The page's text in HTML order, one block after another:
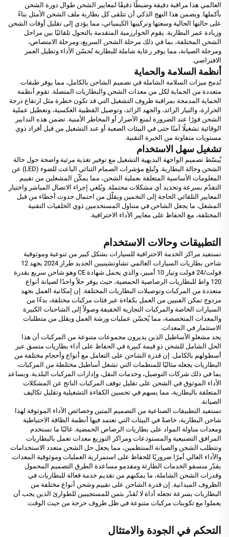
العالمي هذا مراقبة دقيقة وضبطًا دقيقًا لمعايير الشحن طوال دورة الشحن
بأكملها. ويضمن هذا النهج الذكي أن تتلقى كل بطارية ملف الشحن الأمثل بناءً
على حالتها الحالية وسعتها وتركيبها الكيميائي، مما يؤدي إلى تقليل أوقات الشحن
وزيادة عمر البطارية. يقوم الخوارزمية المتقدمة بالتحول تلقائيًا بين مراحل
الشحن المختلفة، بما في ذلك مرحلة الشحن السريع، ومرحلة الامتصاص،
ومرحلة الصيانة، مما يوفر رعاية شاملة للبطارية تُحسّن الأداء وتطيل العمر
الافتراضي.
أنظمة السلامة والحماية
تُدمج ميزات السلامة الشاملة في تصميم الشاحن بالكامل، مما يوفر طبقات
متعددة من الحماية لكل من معدات الشحن والبطاريات المتصلة. تقوم أنظمة
الحماية المدمجة بمراقبة ظروف التشغيل التي قد تكون خطرة مثل ارتفاع درجة
الحرارة، والتيار الزائد، والجهد الزائد، وتوصيل القطبية العكسية، وتعطيل عملية
الشحن فورًا عند الضرورة لمنع الأضرار أو المخاطر الأمنية. تضمن هذه التدابير
الوقائية تشغيلًا آمنًا حتى في البيئات الصعبة أو عند التشغيل من قبل أفراد ذوي
مستويات متفاوتة من الخبرة التقنية.
تشغيل سهل الاستخدام
يُبسّط تصميم الواجهة البديهية التشغيل مع توفير تغذية مرئية واضحة حول حالة
الشحن وحالة البطارية. وتُبلغ مؤشرات الصمام الثنائي الباعث للضوء (LED) عن
المعلومات الأساسية المتعلقة بعملية الشحن، مما يمكّن المشغلين من تقييم
التقدّم بسرعة وتحديد أي مشكلات محتملة. ويُلغي إجراء الاتصال المباشر واختيار
المعايير التلقائي الحاجة إلى التخمين ويقلّل من احتمال حدوث أخطاء من قبل
المشغل، ما يجعل الشاحن في متناول المستخدمين ذوي الخلفيات التقنية
المختلفة، مع الحفاظ على معايير الأداء الاحترافية.
التطبيقات وحالات الاستخدام
تستفيد مراكز الخدمة الاحترافية للسيارات بشكل كبير من تنوعية وموثوقية
شاحن بطاريات السيارات العالمي تشاوتشينبين الجديد طراز 2024 بجهد 12
فولت/24 فولت وتيار 10 أمبير، والذي يحمل شهادة CE وهو شاحن سريع بقدرة
120 واط للبطاريات الرصاصية الحمضية، حيث يوفر حلاً واحدًا لصيانة أنواع
متعددة من المركبات وتوصيلات البطاريات المختلفة. إن إمكانية العمل بجهد
مزدوج تمكن الفنيين من العمل بكفاءة عبر فئات مركبات مختلفة، بدءًا من
السيارات الخاصة والمركبات التجارية الخفيفة وصولاً إلى الشاحنات الكبيرة
والمعدات المتخصصة، مما يُحسّن عمليات ورشة العمل ويقلل من متطلبات
الاستثمار في المعدات.
يجد مشغلو الأساطيل الذين يديرون مجموعات متنوعة من المركبات أن هذا
الحل الشامل للشحن ذو قيمة كبيرة في الحفاظ على أداء بطاريات متسق عبر
أسطولهم بالكامل. إن قدرة الشاحن على التعامل مع أنواع وأحجام مختلفة من
البطاريات يجعله مثاليًا للمنظمات التي تشغل أساطيل مختلطة من المركبات،
بما في ذلك شركات التوصيل، وخدمات النقل، وإدارات المركبات البلدية. ويساعد
الأداء الموثوق في الشحن على تقليل توقف المركبات الناتج عن المشكلات
المتعلقة بالبطارية، مما يسهم في تحسين الكفاءة التشغيلية وتقليل تكاليف
الصيانة.
تستفيد التطبيقات الصناعية من التصميم المتين وخصائص الأداء الموثوقة لهذا
شاحن البطارية، خاصةً في البيئات التي تعتمد فيها أنظمة الطاقة الاحتياطية
ومعدات مناولة المواد على بطاريات الرصاص الحمضية. غالبًا ما تستخدم
المرافق التصنيعية والمستودعات ومراكز التوزيع معدات تعمل بالبطاريات
وتتطلب الشحن والصيانة المنتظمين، مما يجعل حل الشحن متعدد الاستخدامات
والأداء العالي أمرًا ضروريًا للحفاظ على استمرارية العمليات وموثوقية المعدات.
يقدّر منسقو الخدمات الطارئة ومقدمو مساعدة الطرق التصميم المحمول
وقدرات الشحن الشاملة، ما يمكنهم من تقديم خدمة فعالة للبطاريات في
الظروف الميدانية. إن قدرة الشاحن على تقييم وشحن أنواع مختلفة من
البطاريات بسرعة تجعله أداة لا تُقدّر بثمن للمستجيبين للطوارئ الذين يجب أن
يعملوا مع تكوينات مركبات متنوعة في ظل ظروف حرجة من حيث الوقت.
التحكم في الجودة والامتثال